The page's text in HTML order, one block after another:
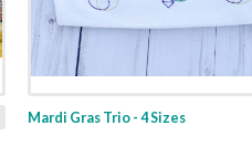
Mardi Gras Trio - 4 Sizes